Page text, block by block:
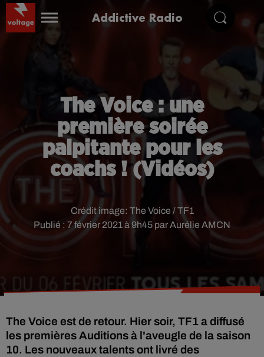
Addictive Radio
The Voice : une
première soirée
palpitante pour les
coachs ! (Vidéos)
Publié : 7 février 2021 à 9h45 par Aurélie AMCN
Crédit image: The Voice / TF1
The Voice est de retour. Hier soir, TF1 a diffusé
les premières Auditions à l'aveugle de la saison
10. Les nouveaux talents ont livré des